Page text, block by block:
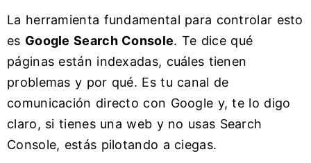
La herramienta fundamental para controlar esto
es Google Search Console. Te dice qué
páginas están indexadas, cuáles tienen
problemas y por qué. Es tu canal de
comunicación directo con Google y, te lo digo
claro, si tienes una web y no usas Search
Console, estás pilotando a ciegas.